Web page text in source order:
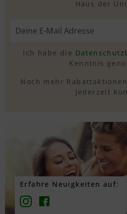
Haus der
Ich habe die
Kenntnis
Noch mehr
jederzeit
Erfahre Neuigkeiten auf: